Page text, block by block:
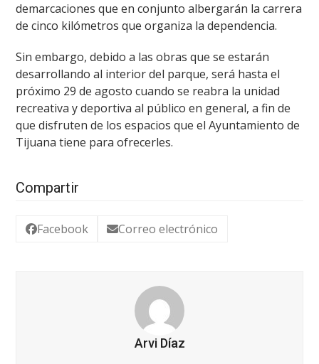
demarcaciones que en conjunto albergarán la carrera
de cinco kilómetros que organiza la dependencia.
Sin embargo, debido a las obras que se estarán
desarrollando al interior del parque, será hasta el
próximo 29 de agosto cuando se reabra la unidad
recreativa y deportiva al público en general, a fin de
que disfruten de los espacios que el Ayuntamiento de
Tijuana tiene para ofrecerles.
Compartir
Facebook Correo electrónico
Arvi Díaz